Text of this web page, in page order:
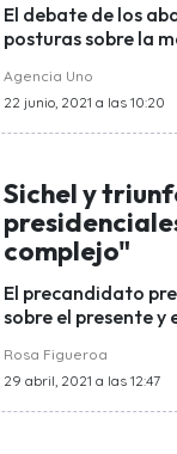
El debate de los
posturas sobre la
Agencia Uno
22 junio, 2021 a las 10:20
Sichel y
complejo"
El precandidato
sobre el presente y
Rosa Figueroa
29 abril, 2021 a las 12:47